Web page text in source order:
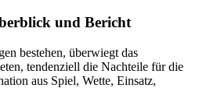
und Bericht
bestehen, überwiegt das
tendenziell die Nachteile für die
aus Spiel, Wette, Einsatz,